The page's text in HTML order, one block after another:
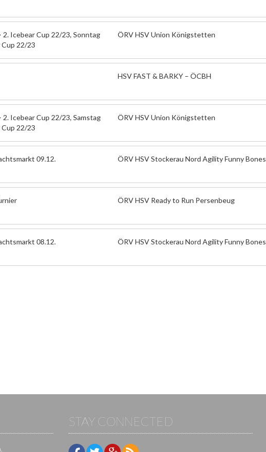
2. Icebear Cup 22/23, Sonntag
22/23
ÖRV HSV Union Königstetten
HSV FAST & BARKY – ÖCBH
2. Icebear Cup 22/23, Samstag
22/23
ÖRV HSV Union Königstetten
09.12. ÖRV HSV Stockerau Nord Agility Funny Bones
ÖRV HSV Ready to Run Persenbeug
08.12. ÖRV HSV Stockerau Nord Agility Funny Bones
STAY CONNECTED